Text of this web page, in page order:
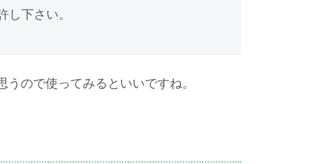
下さい。
ので使ってみるといいですね。